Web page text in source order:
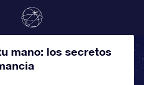
mano: los secretos